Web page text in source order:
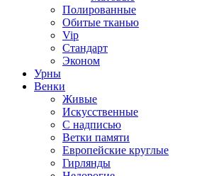
Полированные
Обитые тканью
Vip
Стандарт
Эконом
Урны
Венки
Живые
Искусственные
С надписью
Ветки памяти
Европейские круглые
Гирлянды